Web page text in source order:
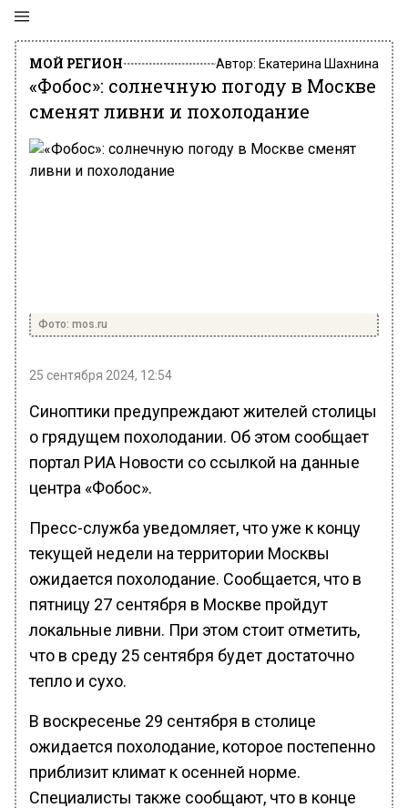
МОЙ РЕГИОН Автор: Екатерина Шахнина
«Фобос»: солнечную погоду в Москве
сменят ливни и похолодание
Фото: mos.ru
25 сентября 2024, 12:54
Синоптики предупреждают жителей столицы
о грядущем похолодании. Об этом сообщает
портал РИА Новости со ссылкой на данные
центра «Фобос».
Пресс-служба уведомляет, что уже к концу
текущей недели на территории Москвы
ожидается похолодание. Сообщается, что в
пятницу 27 сентября в Москве пройдут
локальные ливни. При этом стоит отметить,
что в среду 25 сентября будет достаточно
тепло и сухо.
В воскресенье 29 сентября в столице
ожидается похолодание, которое постепенно
приблизит климат к осенней норме.
Специалисты также сообщают, что в конце